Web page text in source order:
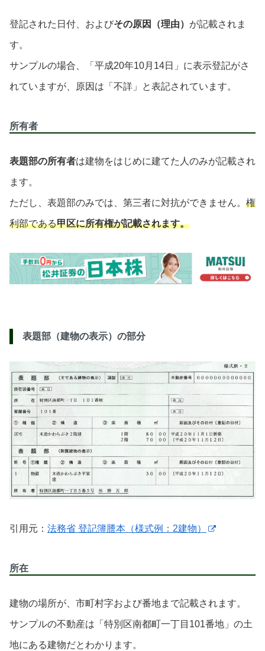
登記された日付、およびその原因（理由） が記載されま
す。
サンプルの場合、「平成20年10月14日」に表示登記がさ
れていますが、原因は「不詳」と表記されています。
所有者
表題部の所有者は建物をはじめに建てた人のみが記載され
ます。
ただし、表題部のみでは、第三者に対抗ができません。 権
利部である甲区に所有権が記載されます。
表題部（建物の表示）の部分
引用元： 法務省 登記簿謄本（様式例：2建物）
所在
建物の場所が、市町村字および番地まで記載されます。
サンプルの不動産は「特別区南都町一丁目101番地」の土
地にある建物だとわかります。